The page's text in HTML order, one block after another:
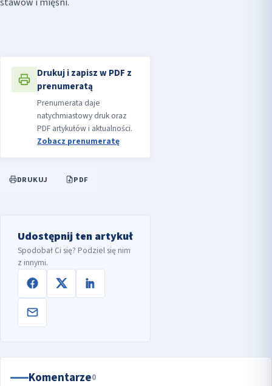
Drukuj i zapisz w PDF z
prenumeratą
Prenumerata daje
natychmiastowy druk oraz
PDF artykułów i aktualności.
Zobacz prenumeratę
DRUKUJ PDF
Udostępnij ten artykuł
Spodobał Ci się? Podziel się nim
z innymi.
Komentarze0